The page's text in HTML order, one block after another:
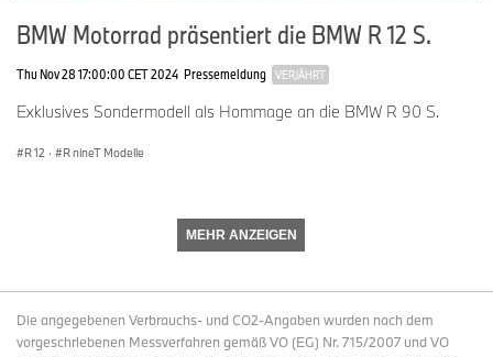
nahezu ohne Zugkraftunterbrechung.
Einteiliger Gitterrohr-Brückenrahmen aus Stahl mit
angeschraubtem Heckrahmen als ideale Grundlage für eine
Enduro. Optimierte Lenkkopfpartie für bestmögliche Offroad-
Hauptrahmen verschraubt ist der ebenfalls aus Stahlrohr
gefertigte Heckrahmen. Für den Einsatz in der neuen BMW R 12
Serienmäßig 21-Zoll-großes Vorderrad für beste
Geländetauglichkeit.
BMW Motorrad präsentiert die BMW R 12 S.
Thu Nov 28 17:00:00 CET 2024 Pressemeldung VERJÄHRT
Exklusives Sondermodell als Hommage an die BMW R 90 S.
R 12 · R nineT Modelle
MEHR ANZEIGEN
Die angegebenen Verbrauchs- und CO2-Angaben wurden nach dem
vorgeschriebenen Messverfahren gemäß VO (EG) Nr. 715/2007 und VO